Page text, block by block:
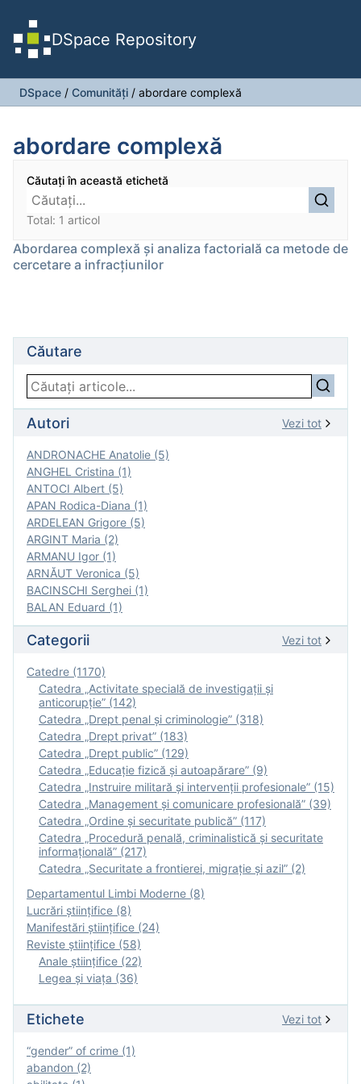
DSpace Repository
DSpace / Comunități / abordare complexă
abordare complexă
Căutați în această etichetă
Total: 1 articol
Abordarea complexă și analiza factorială ca metode de
cercetare a infracțiunilor
Căutare
Autori Vezi tot
ANDRONACHE Anatolie (5)
ANGHEL Cristina (1)
ANTOCI Albert (5)
APAN Rodica-Diana (1)
ARDELEAN Grigore (5)
ARGINT Maria (2)
ARMANU Igor (1)
ARNĂUT Veronica (5)
BACINSCHI Serghei (1)
BALAN Eduard (1)
Categorii Vezi tot
Catedre (1170)
Catedra „Activitate specială de investigaţii şi
anticorupție” (142)
Catedra „Drept penal și criminologie” (318)
Catedra „Drept privat” (183)
Catedra „Drept public” (129)
Catedra „Educație fizică şi autoapărare” (9)
Catedra „Instruire militară şi intervenţii profesionale” (15)
Catedra „Management și comunicare profesională” (39)
Catedra „Ordine și securitate publică” (117)
Catedra „Procedură penală, criminalistică și securitate
informațională” (217)
Catedra „Securitate a frontierei, migrație și azil” (2)
Departamentul Limbi Moderne (8)
Lucrări științifice (8)
Manifestări ştiinţifice (24)
Reviste ştiinţifice (58)
Anale ştiinţifice (22)
Legea şi viaţa (36)
Etichete Vezi tot
“gender” of crime (1)
abandon (2)